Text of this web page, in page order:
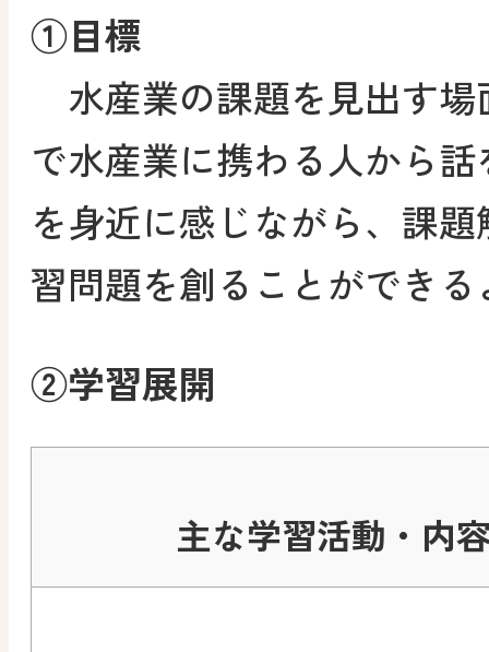
①目標
水産業の課題を見出す場
で水産業に携わる人から
を身近に感じながら、課
習問題を創ることができ
②学習展開
主な学習活動・内